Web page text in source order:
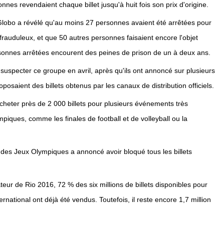
revendaient chaque billet jusqu'à huit fois son prix d'origine.
a révélé qu'au moins 27 personnes avaient été arrêtées pour
et que 50 autres personnes faisaient encore l'objet
arrêtées encourent des peines de prison de un à deux ans.
ce groupe en avril, après qu'ils ont annoncé sur plusieurs
des billets obtenus par les canaux de distribution officiels.
près de 2 000 billets pour plusieurs événements très
comme les finales de football et de volleyball ou la
Jeux Olympiques a annoncé avoir bloqué tous les billets
de Rio 2016, 72 % des six millions de billets disponibles pour
ont déjà été vendus. Toutefois, il reste encore 1,7 million